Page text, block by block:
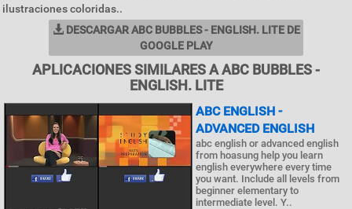
ilustraciones coloridas..
DESCARGAR ABC BUBBLES - ENGLISH. LITE DE
GOOGLE PLAY
APLICACIONES SIMILARES A ABC BUBBLES -
ENGLISH. LITE
ABC ENGLISH -
ADVANCED ENGLISH
abc english or advanced english
from hoasung help you learn
english everywhere every time
you want. Include all levels from
beginner elementary to
intermediate level. Y..